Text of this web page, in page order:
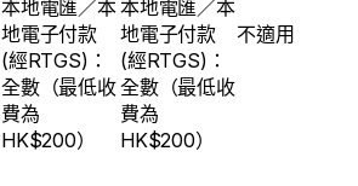
本地電匯／本
地電子付款
(經RTGS)：
全數（最低收
費為
HK$200）
本地電匯／本
地電子付款
(經RTGS)：
全數（最低收
費為
HK$200）
不適用